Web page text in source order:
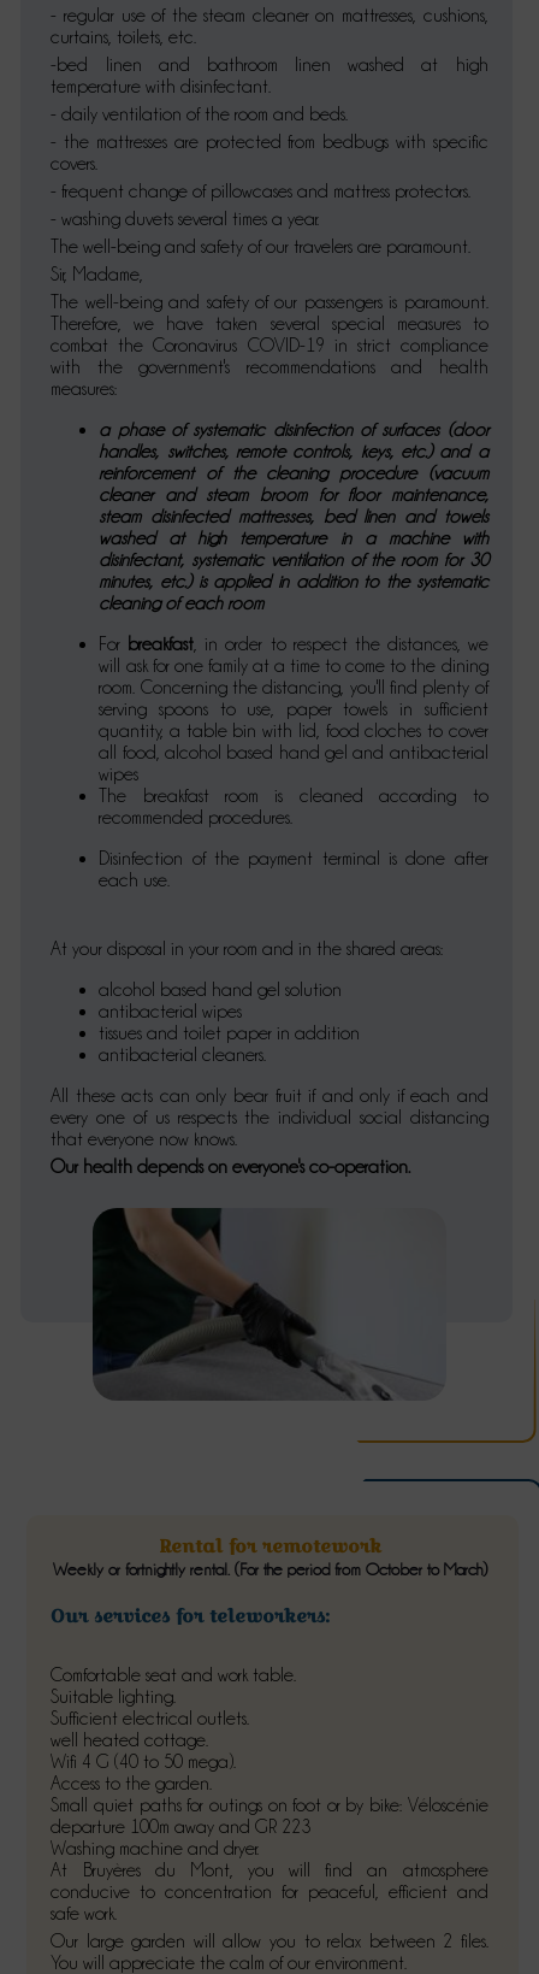
- regular use of the steam cleaner on mattresses, cushions,
curtains, toilets, etc.
-bed linen and bathroom linen washed at high
temperature with disinfectant.
- daily ventilation of the room and beds.
- the mattresses are protected from bedbugs with specific
covers.
- frequent change of pillowcases and mattress protectors.
- washing duvets several times a year.
The well-being and safety of our travelers are paramount.
Sir, Madame,
The well-being and safety of our passengers is paramount.
Therefore, we have taken several special measures to
combat the Coronavirus COVID-19 in strict compliance
with the government's recommendations and health
measures:
a phase of systematic disinfection of surfaces (door
handles, switches, remote controls, keys, etc.) and a
reinforcement of the cleaning procedure (vacuum
cleaner and steam broom for floor maintenance,
steam disinfected mattresses, bed linen and towels
washed at high temperature in a machine with
disinfectant, systematic ventilation of the room for 30
minutes, etc.) is applied in addition to the systematic
cleaning of each room
For breakfast , in order to respect the distances, we
will ask for one family at a time to come to the dining
room. Concerning the distancing, you'll find plenty of
serving spoons to use, paper towels in sufficient
quantity, a table bin with lid, food cloches to cover
all food, alcohol based hand gel and antibacterial
wipes
The breakfast room is cleaned according to
recommended procedures.
Disinfection of the payment terminal is done after
each use.
At your disposal in your room and in the shared areas:
alcohol based hand gel solution
antibacterial wipes
tissues and toilet paper in addition
antibacterial cleaners.
All these acts can only bear fruit if and only if each and
every one of us respects the individual social distancing
that everyone now knows.
Our health depends on everyone's co-operation.
Rental for remotework
Weekly or fortnightly rental. (For the period from October to March)
Our services for teleworkers:
Comfortable seat and work table.
Suitable lighting.
Sufficient electrical outlets.
well heated cottage.
Wifi 4 G (40 to 50 mega).
Access to the garden.
Small quiet paths for outings on foot or by bike: Véloscénie
departure 100m away and GR 223
Washing machine and dryer.
At Bruyères du Mont, you will find an atmosphere
conducive to concentration for peaceful, efficient and
safe work.
Our large garden will allow you to relax between 2 files.
You will appreciate the calm of our environment.